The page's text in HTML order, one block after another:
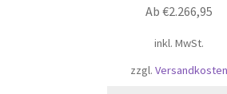
Ab €2.266,95
inkl. MwSt.
zzgl. Versandkosten